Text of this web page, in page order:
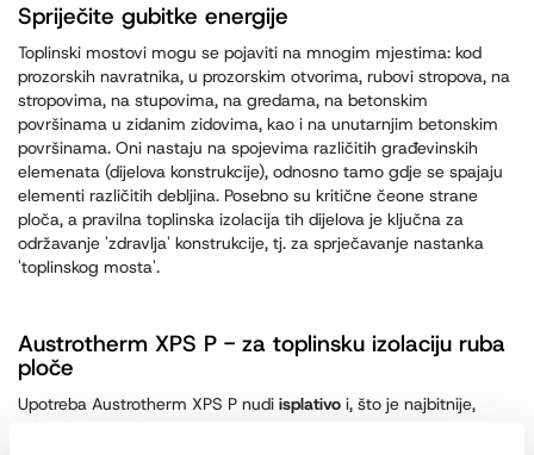
Spriječite gubitke energije
Toplinski mostovi mogu se pojaviti na mnogim mjestima: kod
prozorskih navratnika, u prozorskim otvorima, rubovi stropova, na
stropovima, na stupovima, na gredama, na betonskim
površinama u zidanim zidovima, kao i na unutarnjim betonskim
površinama. Oni nastaju na spojevima različitih građevinskih
elemenata (dijelova konstrukcije), odnosno tamo gdje se spajaju
elementi različitih debljina. Posebno su kritične čeone strane
ploča, a pravilna toplinska izolacija tih dijelova je ključna za
održavanje 'zdravlja' konstrukcije, tj. za sprječavanje nastanka
'toplinskog mosta'.
Austrotherm XPS P - za toplinsku izolaciju ruba
ploče
Upotreba Austrotherm XPS P nudi isplativo i, što je najbitnije,